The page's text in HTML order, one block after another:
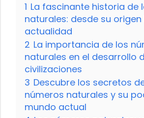
1 La fascinante historia de
naturales: desde su
actualidad
2 La importancia de los
naturales en el desarrollo
civilizaciones
3 Descubre los secretos
números naturales y su
mundo actual